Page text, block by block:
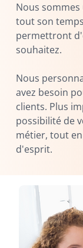
Nous
tout son
permettront
souhaitez.
Nous
avez besoin
clients. Plus
possibilité de
métier, tout
d'esprit.